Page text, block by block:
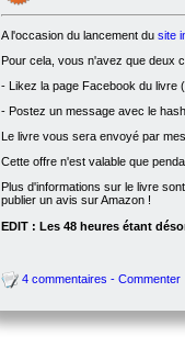
A l'occasion du lancement du site
Pour cela, vous n'avez que deux
- Likez la page Facebook du livre (
- Postez un message avec le
Le livre vous sera envoyé par
Cette offre n'est valable que
Plus d'informations sur le livre
publier un avis sur Amazon !
EDIT : Les 48 heures étant
4 commentaires - Commenter